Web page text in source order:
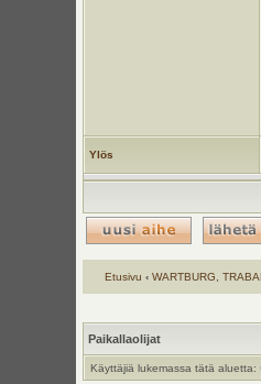
Ylös
Etusivu ‹ WARTBURG,
Paikallaolijat
Käyttäjiä lukemassa tätä aluetta: